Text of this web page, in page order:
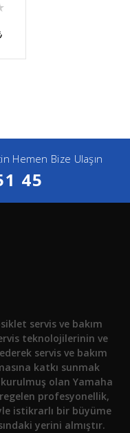
Hemen Bize Ulaşın
45
servis ve bakım
teknolojilerinin ve
servis ve bakım
katkı sunmak
kurulmuş olan Yamaha
profesyonellik,
istikrarlı bir büyüme
yerini almıştır.